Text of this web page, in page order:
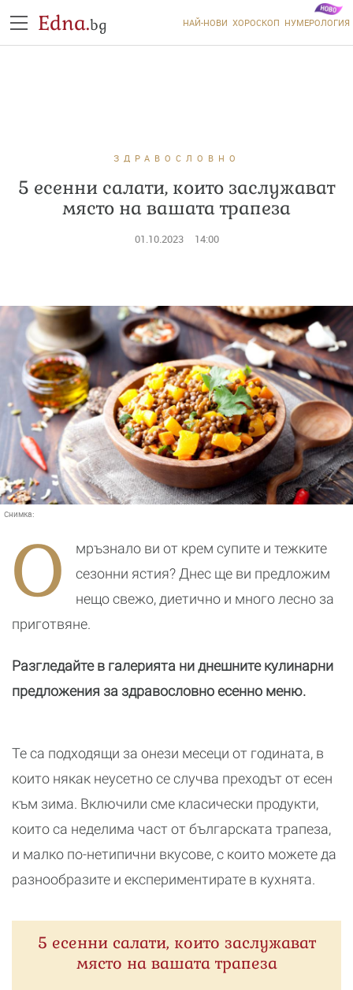
Edna.bg НАЙ-НОВИ ХОРОСКОП НУМЕРОЛОГИЯ
ЗДРАВОСЛОВНО
5 есенни салати, които заслужават
място на вашата трапеза
01.10.2023 14:00
Снимка:
О
мръзнало ви от крем супите и тежките
сезонни ястия? Днес ще ви предложим
нещо свежо, диетично и много лесно за
приготвяне.
Разгледайте в галерията ни днешните кулинарни
предложения за здравословно есенно меню.
Те са подходящи за онези месеци от годината, в
които някак неусетно се случва преходът от есен
към зима. Включили сме класически продукти,
които са неделима част от българската трапеза,
и малко по-нетипични вкусове, с които можете да
разнообразите и експериментирате в кухнята.
5 есенни салати, които заслужават
място на вашата трапеза